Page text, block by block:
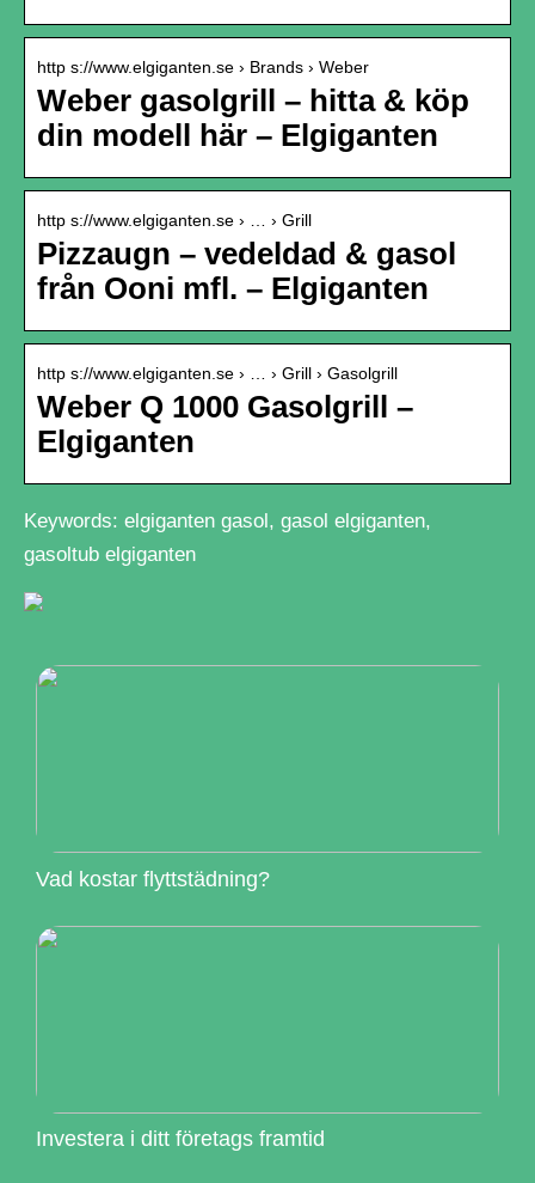
http s://www.elgiganten.se › Brands › Weber
Weber gasolgrill – hitta & köp
din modell här – Elgiganten
http s://www.elgiganten.se › … › Grill
Pizzaugn – vedeldad & gasol
från Ooni mfl. – Elgiganten
http s://www.elgiganten.se › … › Grill › Gasolgrill
Weber Q 1000 Gasolgrill –
Elgiganten
Keywords: elgiganten gasol, gasol elgiganten,
gasoltub elgiganten
Vad kostar flyttstädning?
Investera i ditt företags framtid